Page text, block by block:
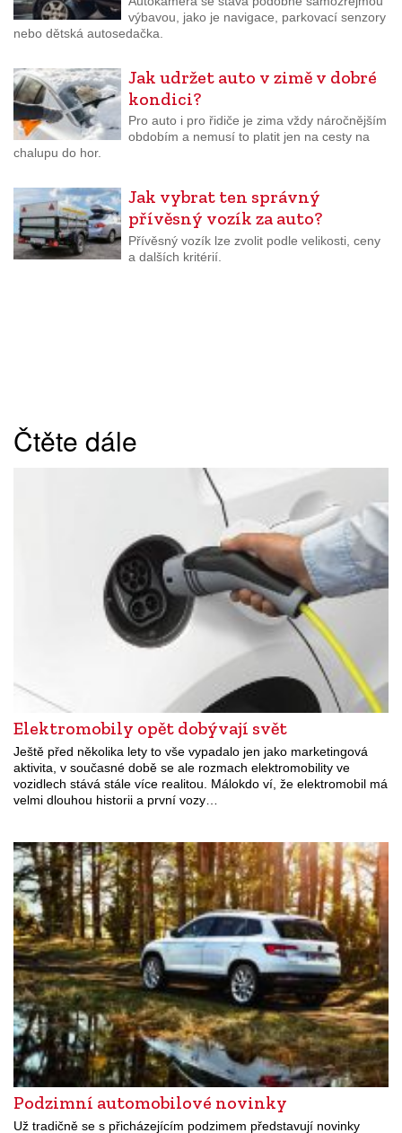
výbavou, jako je navigace, parkovací senzory
nebo dětská autosedačka.
Jak udržet auto v zimě v dobré
kondici?
Pro auto i pro řidiče je zima vždy náročnějším
obdobím a nemusí to platit jen na cesty na
chalupu do hor.
Jak vybrat ten správný
přívěsný vozík za auto?
Přívěsný vozík lze zvolit podle velikosti, ceny
a dalších kritérií.
Čtěte dále
Elektromobily opět dobývají svět
Ještě před několika lety to vše vypadalo jen jako marketingová
aktivita, v současné době se ale rozmach elektromobility ve
vozidlech stává stále více realitou. Málokdo ví, že elektromobil má
velmi dlouhou historii a první vozy…
Podzimní automobilové novinky
Už tradičně se s přicházejícím podzimem představují novinky